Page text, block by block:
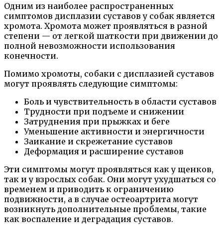
Одним из наиболее распространенных
симптомов дисплазии суставов у собак является
хромота. Хромота может проявляться в разной
степени — от легкой шаткости при движении до
полной невозможности использования
конечности.
Помимо хромоты, собаки с дисплазией суставов
могут проявлять следующие симптомы:
Боль и чувствительность в области суставов
Трудности при подъеме и снижении
Затруднения при прыжках и беге
Уменьшение активности и энергичности
Заикание и скрежетание суставов
Деформация и расширение суставов
Эти симптомы могут проявляться как у щенков,
так и у взрослых собак. Они могут ухудшаться со
временем и приводить к ограничению
подвижности, а в случае остеоартрита могут
возникнуть дополнительные проблемы, такие
как воспаление и деградация суставов.